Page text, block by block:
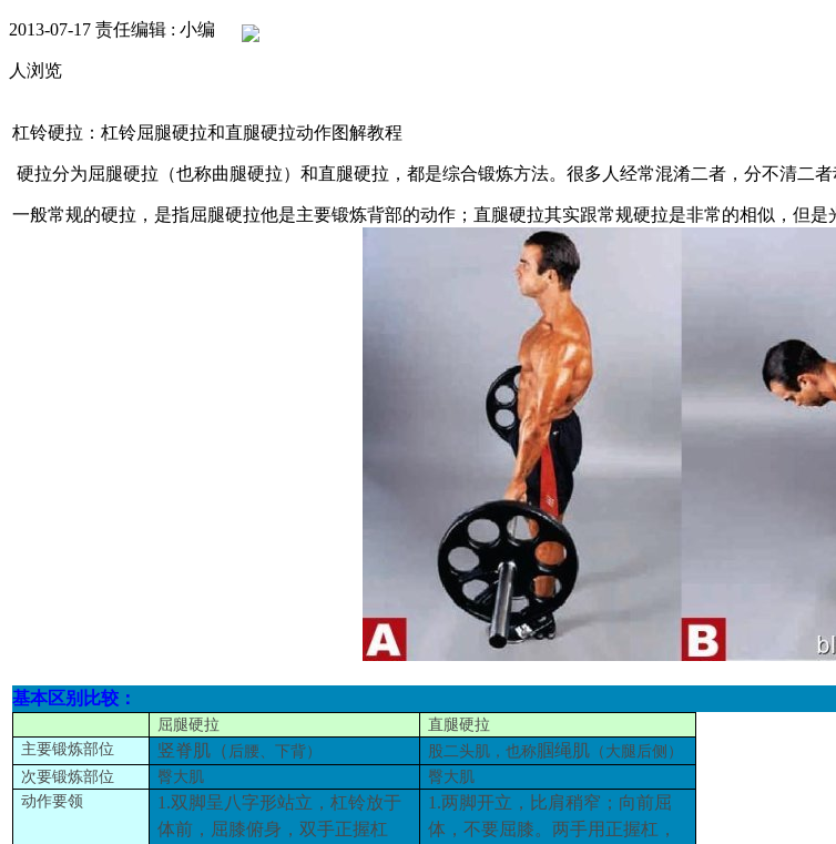
2013-07-17 责任编辑 : 小编
人浏览
杠铃硬拉：杠铃屈腿硬拉和直腿硬拉动作图解教程
硬拉分为屈腿硬拉（也称曲腿硬拉）和直腿硬拉，都是综合锻炼方法。很多人经常混淆二者，分不清二
一般常规的硬拉，是指屈腿硬拉他是主要锻炼背部的动作；直腿硬拉其实跟常规硬拉是非常的相似，但
基本区别比较：
屈腿硬拉
直腿硬拉
主要锻炼部位
竖脊肌 （ 后腰、下背） 股二头肌，也称腘绳肌 （大腿后侧）
次要锻炼部位
臀大肌
臀大肌
动作要领
1.双脚呈八字形站立，杠铃放于
体前，屈膝俯身，双手正握杠
1.两脚开立，比肩稍窄 ；向前屈
体，不要屈膝。两手用正握杠，